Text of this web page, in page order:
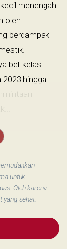
menengah
oleh
berdampak
beli kelas
hingga
untuk
Oleh karena
yang sehat.